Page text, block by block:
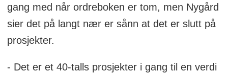
gang med når ordreboken er tom, men Nygård
sier det på langt nær er sånn at det er slutt på
prosjekter.
- Det er et 40-talls prosjekter i gang til en verdi